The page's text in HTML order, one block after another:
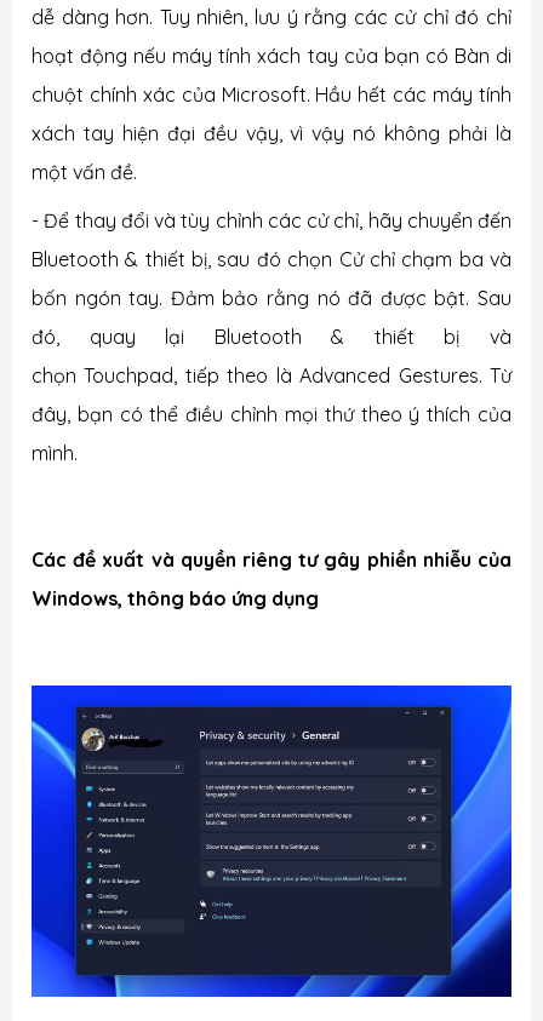
dễ dàng hơn. Tuy nhiên, lưu ý rằng các cử chỉ đó chỉ
hoạt động nếu máy tính xách tay của bạn có Bàn di
chuột chính xác của Microsoft. Hầu hết các máy tính
xách tay hiện đại đều vậy, vì vậy nó không phải là
một vấn đề.
- Để thay đổi và tùy chỉnh các cử chỉ, hãy chuyển đến
Bluetooth & thiết bị, sau đó chọn Cử chỉ chạm ba và
bốn ngón tay. Đảm bảo rằng nó đã được bật. Sau
đó, quay lại Bluetooth & thiết bị và
chọnTouchpad, tiếp theo làAdvanced Gestures. Từ
đây, bạn có thể điều chỉnh mọi thứ theo ý thích của
mình.
Các đề xuất và quyền riêng tư gây phiền nhiễu của
Windows, thông báo ứng dụng